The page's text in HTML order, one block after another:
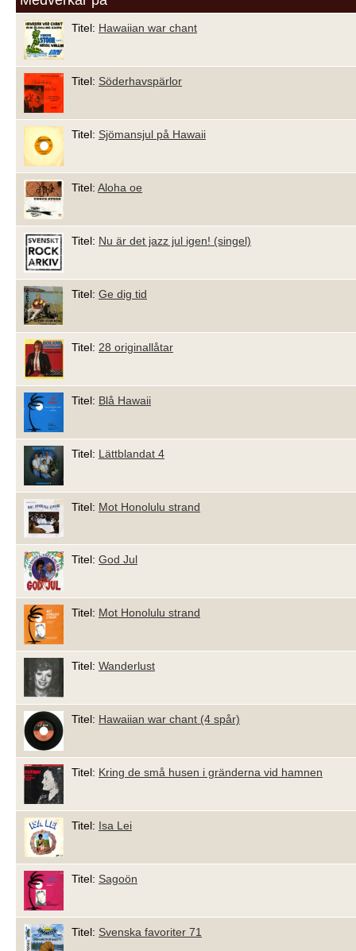
Titel: Hawaiian war chant
Titel: Söderhavspärlor
Titel: Sjömansjul på Hawaii
Titel: Aloha oe
Titel: Nu är det jazz jul igen! (singel)
Titel: Ge dig tid
Titel: 28 originallåtar
Titel: Blå Hawaii
Titel: Lättblandat 4
Titel: Mot Honolulu strand
Titel: God Jul
Titel: Mot Honolulu strand
Titel: Wanderlust
Titel: Hawaiian war chant (4 spår)
Titel: Kring de små husen i gränderna vid hamnen
Titel: Isa Lei
Titel: Sagoön
Titel: Svenska favoriter 71